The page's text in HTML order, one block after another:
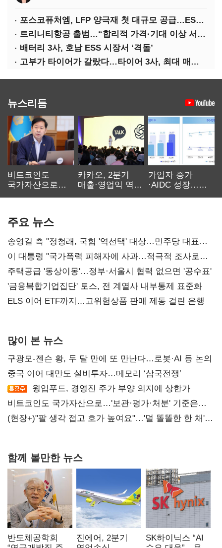
포스코퓨처엠, LFP 양극재 첫 대규모 공급…ESS 시장 공략
트리니티항공 출범…“합리적 가격·기대 이상 서비스로 승부”
배터리 3사, 호남 ESS 시장서 ‘격돌’
고부가 타이어가 갈랐다…타이어 3사, 최대 매출에도 영업익 희비
뉴스리듬
비트코인도
국가자산으로…'
카카오, 2분기
매출·영업익 역대
가입자 증가
·AIDC 성장…
주요 뉴스
송영길 측 "정청래, 국힘 '역선택' 대상…민주당 대표로
총선 지휘 못해"
이 대통령 "국가폭력 피해자에 사과…적극적 조사로
진실 밝혀야"
주택공급 '동상이몽'…정부·서울시 협력 없으면 '공수표'
'금융복합기업집단' 토스, 전 계열사 내부통제 표준화
ELS 이어 ETF까지…고위험상품 판매 제동 걸린 은행
많이 본 뉴스
구광모-젠슨 황, 두 달 만에 또 만난다…로봇·AI 등 논의
중국 이어 대만도 설비투자…메모리 ‘삼국전쟁’
윙입푸드, 경영진 주가 부양 의지에 상한가
비트코인도 국가자산으로…'보관·평가·처분' 기준은
숙제
(현장+)"팔 생각 접고 호가 높여요"…'덜 똘똘한 한 채'
함께 볼만한 뉴스
반도체공학회
진에어, 2분기
SK하이닉스 “AI